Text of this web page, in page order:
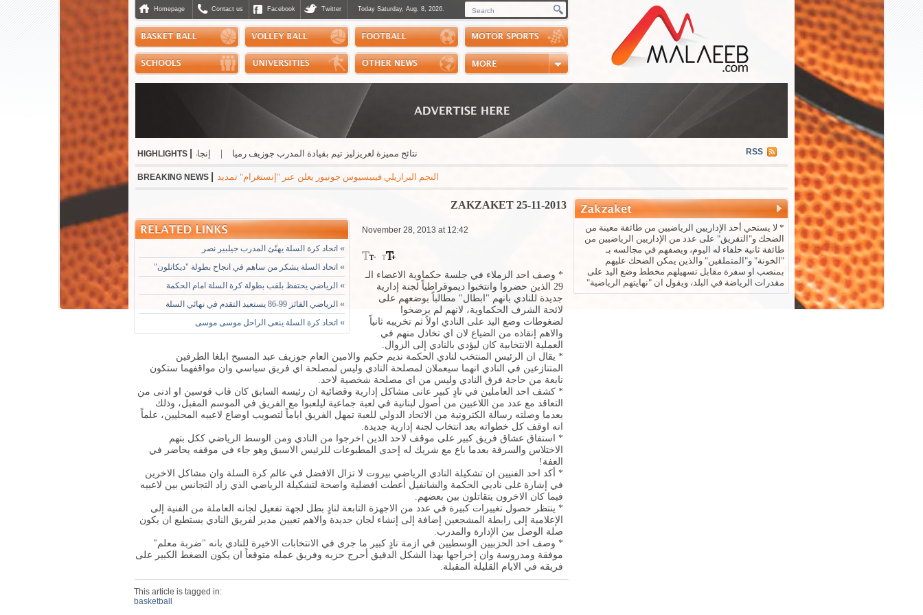
Homepage Contact us Facebook Twitter Today Saturday, Aug. 8, 2026.
Polls
Scores
Handball
HIGHLIGHTS |
إنجاز مشرّف للبنان دولياً في رياضة الجوجيتسو | نتائج مميزة لغريزليز تيم بقيادة المدرب جوزيف رميا RSS
BREAKING NEWS |
النجم البرازيلي فينيسيوس جونيور يعلن عبر "إنستغرام" تمديد عقده مع ريال مدريد الاسباني لست سنوات مقبلة براتب سنوي بقيمة 24 مليون
ZAKZAKET 25-11-2013
» اتحاد كرة السلة يهنّئ المدرب جيلبير نصر
» اتحاد السلة يشكر من ساهم في انجاح بطولة "ديكاتلون"
» الرياضي يحتفظ بلقب بطولة كرة السلة امام الحكمة
» الرياضي الفائز 99-86 يستعيد التقدم في نهائي السلة
» اتحاد كرة السلة ينعى الراحل موسى موسى
November 28, 2013 at 12:42
* وصف احد الزملاء في جلسة حكماوية الاعضاء الـ
29 الذين حضروا وانتخبوا ديموقراطياً لجنة إدارية
جديدة للنادي بانهم "ابطال" مطالباً بوضعهم على
لائحة الشرف الحكماوية، لانهم لم يرضخوا
لضغوطات وضع اليد على النادي اولاً ثم تخريبه ثانياً
والاهم إنقاذه من الضياع لان اي تخاذل منهم في
العملية الانتخابية كان ليؤدي بالنادي إلى الزوال.
* يقال ان الرئيس المنتخب لنادي الحكمة نديم حكيم والامين العام جوزيف عبد المسيح ابلغا الطرفين
المتنازعين في النادي انهما سيعملان لمصلحة النادي وليس لمصلحة اي فريق سياسي وان مواقفهما ستكون
نابعة من حاجة فرق النادي وليس من اي مصلحة شخصية لاحد.
* كشف احد العاملين في نادٍ كبير عانى مشاكل إدارية وقضائية ان رئيسه السابق كان قاب قوسين او ادنى من
التعاقد مع عدد من اللاعبين من أصول لبنانية في لعبة جماعية ليلعبوا مع الفريق في الموسم المقبل، وذلك
بعدما وصلته رسالة الكترونية من الاتحاد الدولي للعبة تمهل الفريق اياماً لتصويب اوضاع لاعبيه المحليين، علماً
انه اوقف كل خطواته بعد انتخاب لجنة إدارية جديدة.
* استفاق عشاق فريق كبير على موقف لاحد الذين اخرجوا من النادي ومن الوسط الرياضي ككل بتهم
الاختلاس والسرقة بعدما باع مع شريك له إحدى المطبوعات للرئيس الاسبق وهو جاء في موقفه يحاضر في
العفة!
* أكد احد الفنيين ان تشكيلة النادي الرياضي بيروت لا تزال الافضل في عالم كرة السلة وان مشاكل الاخرين
في إشارة غلى ناديي الحكمة والشانفيل أعطت افضلية واضحة لتشكيلة الرياضي الذي زاد التجانس بين لاعبيه
فيما كان الاخرون يتقاتلون بين بعضهم.
* ينتظر حصول تغييرات كبيرة في عدد من الاجهزة التابعة لنادٍ بطل لجهة تفعيل لجانه العاملة من الفنية إلى
الإعلامية إلى رابطة المشجعين إضافة إلى إنشاء لجان جديدة والاهم تعيين مدير لفريق النادي يستطيع ان يكون
صلة الوصل بين الإدارة والمدرب.
* وصف احد الحزبيين الوسطيين في ازمة نادٍ كبير ما جرى في الانتخابات الاخيرة للنادي بانه "ضربة معلم"
موفقة ومدروسة وان إخراجها بهذا الشكل الدقيق أحرج حزبه وفريق عمله متوقعاً ان يكون الضغط الكبير على
فريقه في الايام القليلة المقبلة.
This article is tagged in:
basketball
* لا يستحي أحد الإداريين الرياضيين من طائفة معينة من
الضحك و"التقريق" على عدد من الإداريين الرياضيين من
طائفة ثانية حلفاء له اليوم، ويصفهم في مجالسه بـ
"الخونة" و"المتملقين" والذين يمكن الضحك عليهم
بمنصب او سفرة مقابل تسهيلهم مخطط وضع اليد على
مقدرات الرياضة في البلد، ويقول ان "نهايتهم الرياضية"